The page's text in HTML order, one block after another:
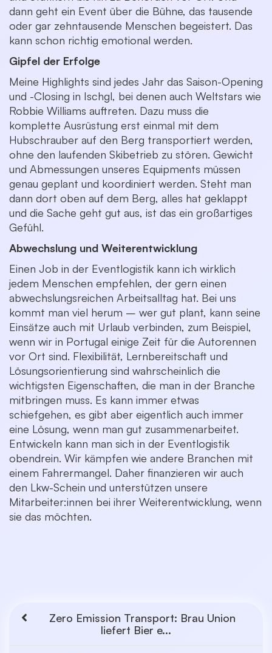
dann geht ein Event über die Bühne, das tausende
oder gar zehntausende Menschen begeistert. Das
kann schon richtig emotional werden.
Gipfel der Erfolge
Meine Highlights sind jedes Jahr das Saison-Opening
und -Closing in Ischgl, bei denen auch Weltstars wie
Robbie Williams auftreten. Dazu muss die
komplette Ausrüstung erst einmal mit dem
Hubschrauber auf den Berg transportiert werden,
ohne den laufenden Skibetrieb zu stören. Gewicht
und Abmessungen unseres Equipments müssen
genau geplant und koordiniert werden. Steht man
dann dort oben auf dem Berg, alles hat geklappt
und die Sache geht gut aus, ist das ein großartiges
Gefühl.
Abwechslung und Weiterentwicklung
Einen Job in der Eventlogistik kann ich wirklich
jedem Menschen empfehlen, der gern einen
abwechslungsreichen Arbeitsalltag hat. Bei uns
kommt man viel herum – wer gut plant, kann seine
Einsätze auch mit Urlaub verbinden, zum Beispiel,
wenn wir in Portugal einige Zeit für die Autorennen
vor Ort sind. Flexibilität, Lernbereitschaft und
Lösungsorientierung sind wahrscheinlich die
wichtigsten Eigenschaften, die man in der Branche
mitbringen muss. Es kann immer etwas
schiefgehen, es gibt aber eigentlich auch immer
eine Lösung, wenn man gut zusammenarbeitet.
Entwickeln kann man sich in der Eventlogistik
obendrein. Wir kämpfen wie andere Branchen mit
einem Fahrermangel. Daher finanzieren wir auch
den Lkw-Schein und unterstützen unsere
Mitarbeiter:innen bei ihrer Weiterentwicklung, wenn
sie das möchten.
Zero Emission Transport: Brau Union
liefert Bier e...